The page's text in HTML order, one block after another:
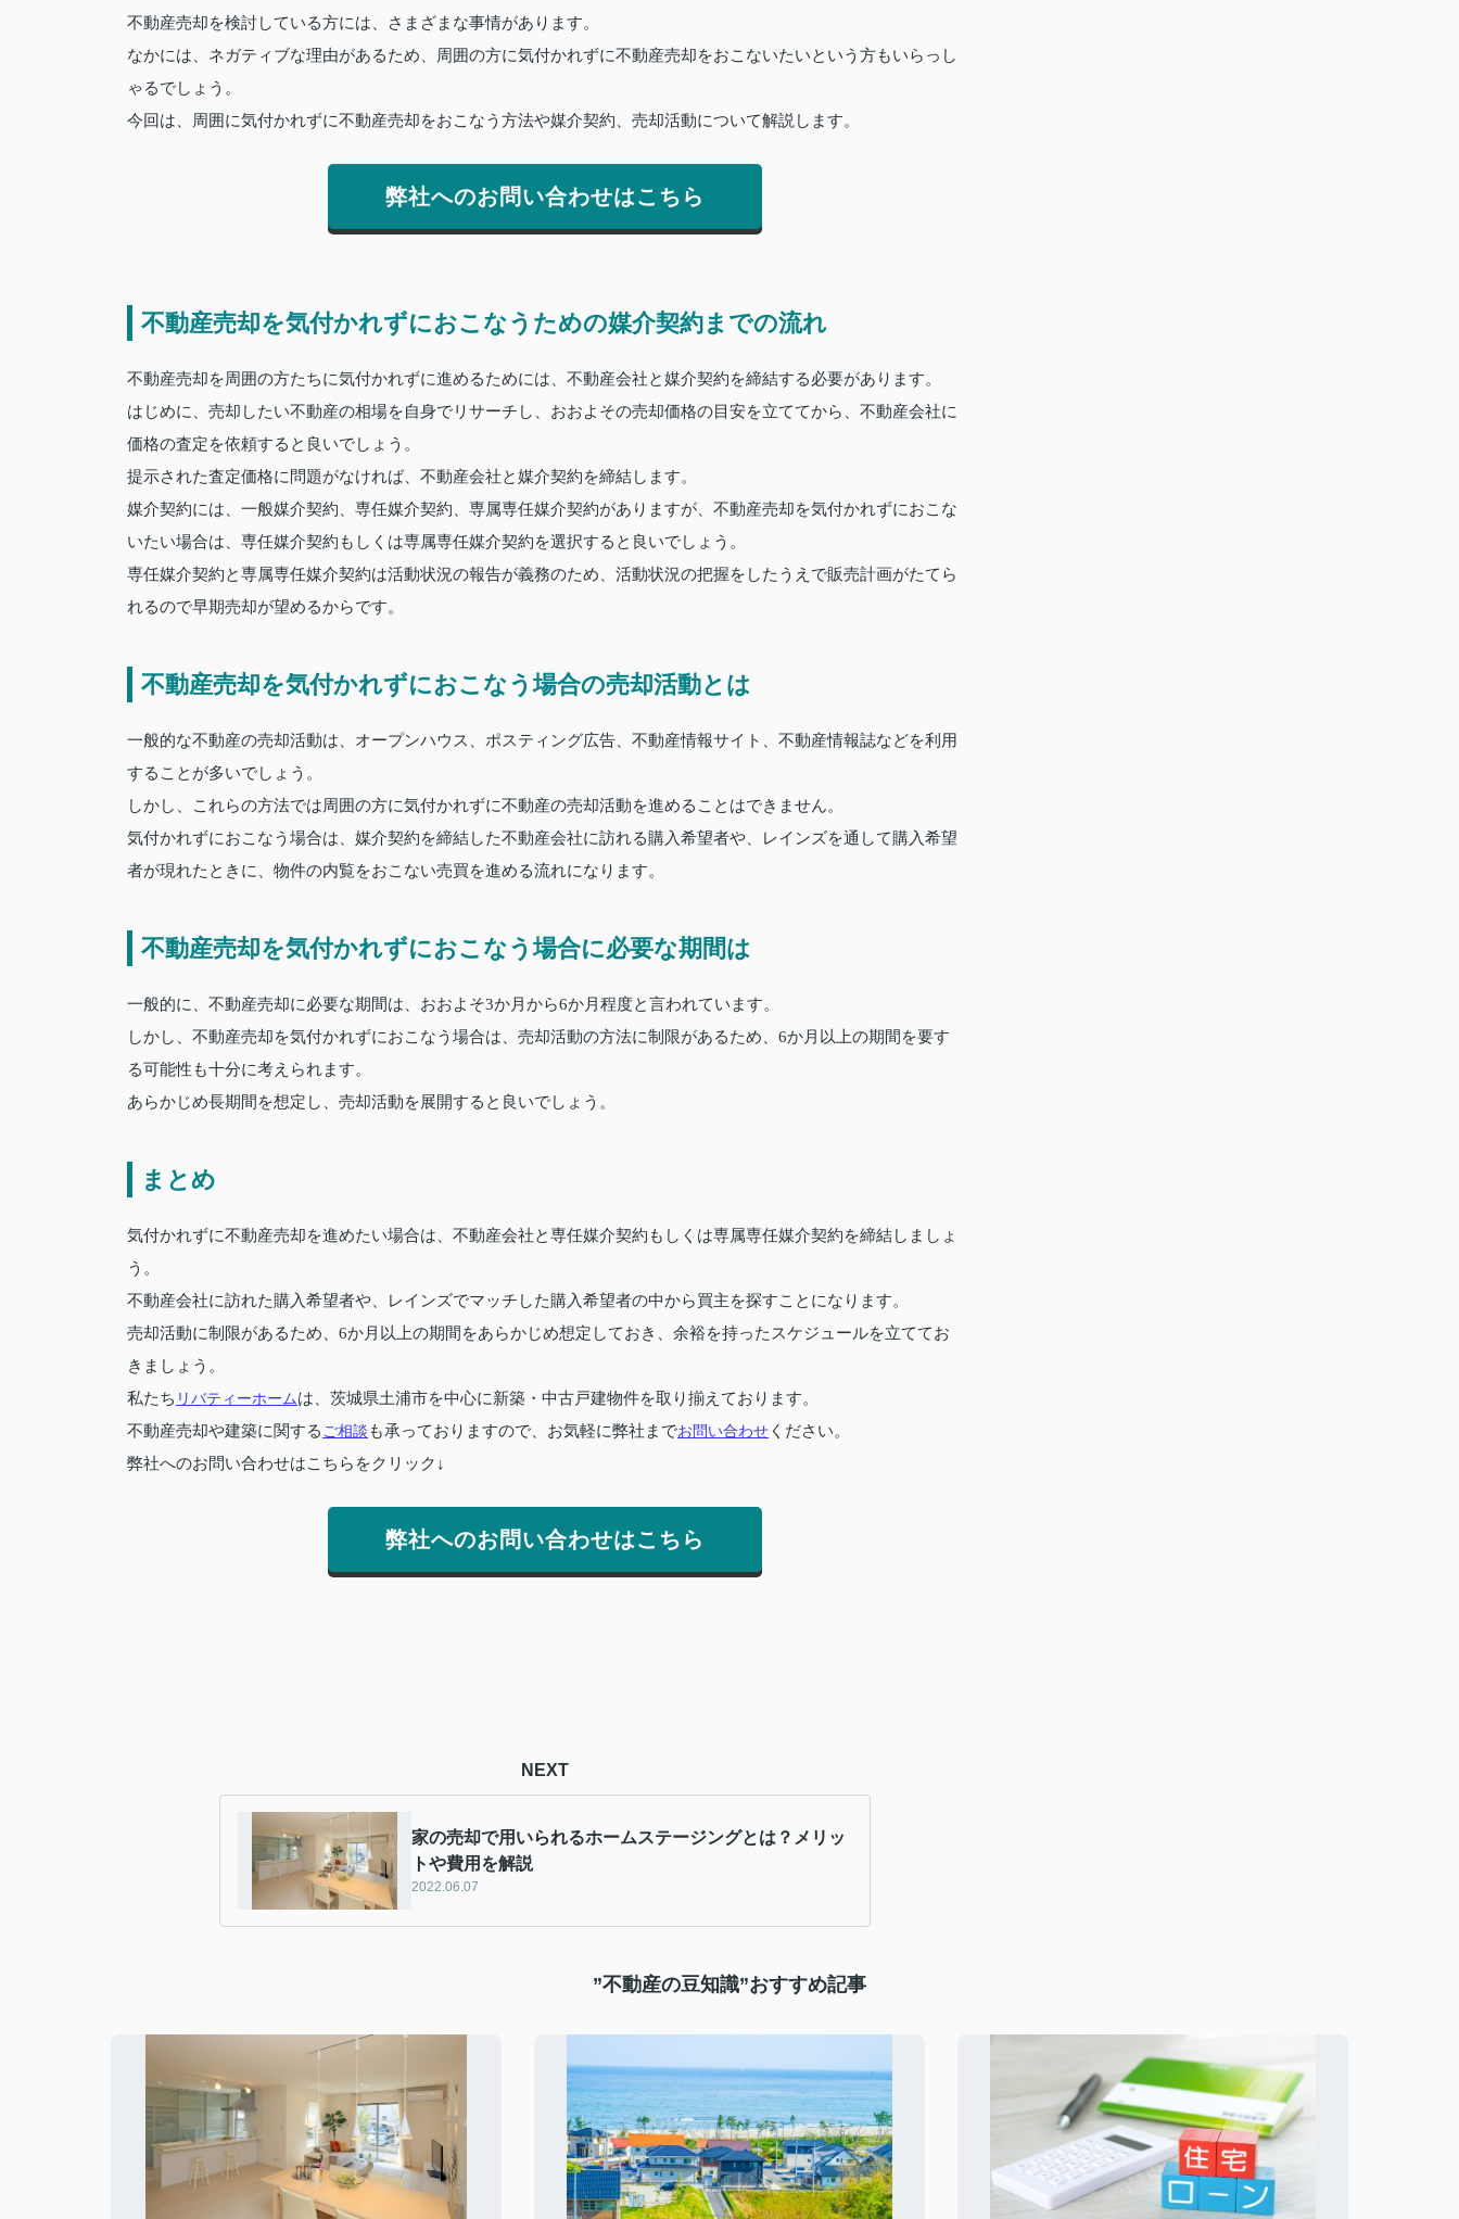
不動産売却を検討している方には、さまざまな事情があります。
なかには、ネガティブな理由があるため、周囲の方に気付かれずに不動産売却をおこないたいという方もいらっし
ゃるでしょう。
今回は、周囲に気付かれずに不動産売却をおこなう方法や媒介契約、売却活動について解説します。
弊社へのお問い合わせはこちら
不動産売却を気付かれずにおこなうための媒介契約までの流れ
不動産売却を周囲の方たちに気付かれずに進めるためには、不動産会社と媒介契約を締結する必要があります。
はじめに、売却したい不動産の相場を自身でリサーチし、おおよその売却価格の目安を立ててから、不動産会社に
価格の査定を依頼すると良いでしょう。
提示された査定価格に問題がなければ、不動産会社と媒介契約を締結します。
媒介契約には、一般媒介契約、専任媒介契約、専属専任媒介契約がありますが、不動産売却を気付かれずにおこな
いたい場合は、専任媒介契約もしくは専属専任媒介契約を選択すると良いでしょう。
専任媒介契約と専属専任媒介契約は活動状況の報告が義務のため、活動状況の把握をしたうえで販売計画がたてら
れるので早期売却が望めるからです。
不動産売却を気付かれずにおこなう場合の売却活動とは
一般的な不動産の売却活動は、オープンハウス、ポスティング広告、不動産情報サイト、不動産情報誌などを利用
することが多いでしょう。
しかし、これらの方法では周囲の方に気付かれずに不動産の売却活動を進めることはできません。
気付かれずにおこなう場合は、媒介契約を締結した不動産会社に訪れる購入希望者や、レインズを通して購入希望
者が現れたときに、物件の内覧をおこない売買を進める流れになります。
不動産売却を気付かれずにおこなう場合に必要な期間は
一般的に、不動産売却に必要な期間は、おおよそ3か月から6か月程度と言われています。
しかし、不動産売却を気付かれずにおこなう場合は、売却活動の方法に制限があるため、6か月以上の期間を要す
る可能性も十分に考えられます。
あらかじめ長期間を想定し、売却活動を展開すると良いでしょう。
まとめ
気付かれずに不動産売却を進めたい場合は、不動産会社と専任媒介契約もしくは専属専任媒介契約を締結しましょ
う。
不動産会社に訪れた購入希望者や、レインズでマッチした購入希望者の中から買主を探すことになります。
売却活動に制限があるため、6か月以上の期間をあらかじめ想定しておき、余裕を持ったスケジュールを立ててお
きましょう。
私たち リバティーホームは、茨城県土浦市を中心に新築・中古戸建物件を取り揃えております。
不動産売却や建築に関する ご相談 も承っておりますので、お気軽に弊社までお問い合わせ ください。
弊社へのお問い合わせはこちらをクリック↓
弊社へのお問い合わせはこちら
NEXT
家の売却で用いられるホームステージングとは？メリッ
トや費用を解説
2022.06.07
”不動産の豆知識”おすすめ記事